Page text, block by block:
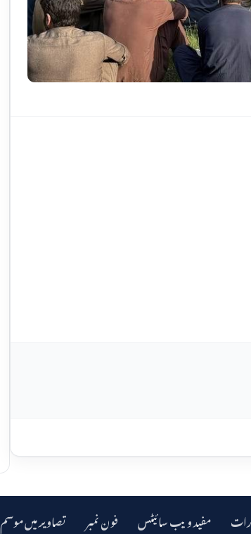
تصاویر میں موسم فون نمبر مفید ویب سائیٹس